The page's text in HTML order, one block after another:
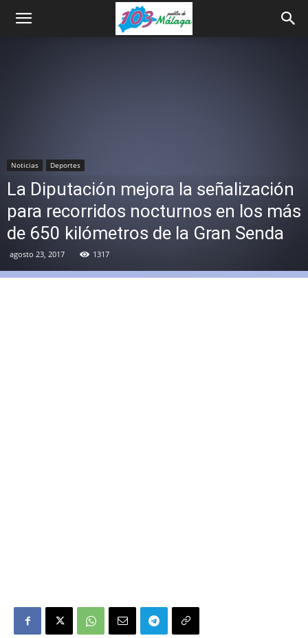
Noticias Deportes
La Diputación mejora la señalización
para recorridos nocturnos en los más
de 650 kilómetros de la Gran Senda
agosto 23, 2017 1317